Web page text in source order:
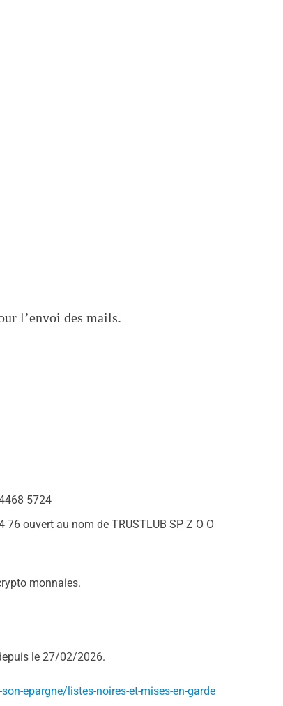
l’envoi des mails.
5724
ouvert au nom de TRUSTLUB SP Z O O
monnaies.
le 27/02/2026.
epargne/listes-noires-et-mises-en-garde